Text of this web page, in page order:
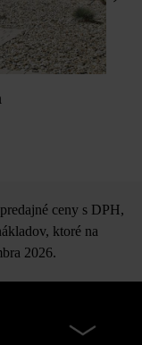
ceny s DPH,
ktoré na
2026.